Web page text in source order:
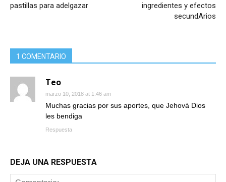
pastillas para adelgazar
ingredientes y efectos
secundArios
1 COMENTARIO
Teo
marzo 10, 2018 at 1:46 am
Muchas gracias por sus aportes, que Jehová Dios
les bendiga
Respuesta
DEJA UNA RESPUESTA